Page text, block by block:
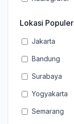
Lokasi Populer
Jakarta
Bandung
Surabaya
Yogyakarta
Semarang